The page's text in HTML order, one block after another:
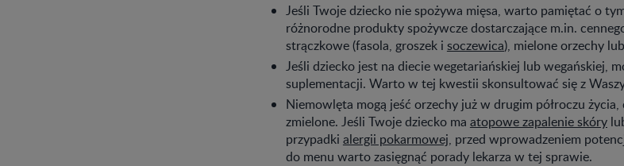
Jeśli Twoje dziecko nie spożywa mięsa, warto pamiętać o
różnorodne produkty spożywcze dostarczające m.in.
strączkowe (fasola, groszek i soczewica), mielone orzechy
Jeśli dziecko jest na diecie wegetariańskiej lub wegańskiej,
suplementacji. Warto w tej kwestii skonsultować się z
Niemowlęta mogą jeść orzechy już w drugim półroczu
zmielone. Jeśli Twoje dziecko ma atopowe zapalenie skóry
przypadki alergii pokarmowej, przed wprowadzeniem
do menu warto zasięgnąć porady lekarza w tej sprawie.